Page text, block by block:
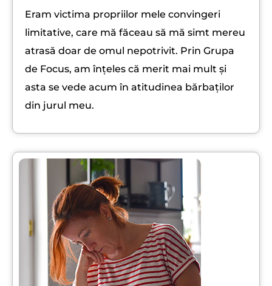
Eram victima propriilor mele convingeri
limitative, care mă făceau să mă simt mereu
atrasă doar de omul nepotrivit. Prin Grupa
de Focus, am înțeles că merit mai mult și
asta se vede acum în atitudinea bărbaților
din jurul meu.